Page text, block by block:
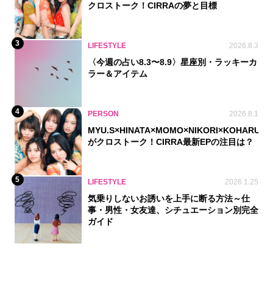
クロストーク！CIRRAの夢と目標
3 LIFESTYLE 2026.8.3
〈今週の占い8.3〜8.9〉星座別・ラッキーカ
ラー＆アイテム
4 PERSON 2026.8.1
MYU.S×HINATA×MOMO×NIKORI×KOHARU
がクロストーク！CIRRA最新EPの注目は？
5 LIFESTYLE 2026.1.25
気乗りしないお誘いを上手に断る方法～仕
事・男性・女友達、シチュエーション別完全
ガイド